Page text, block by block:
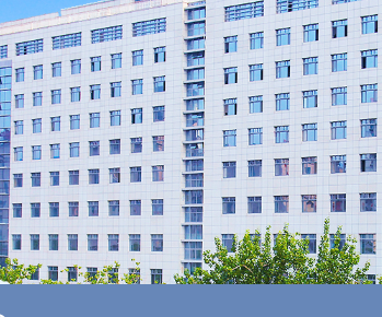
住培专培
继续教育
教学之窗
规章制度
下载专区